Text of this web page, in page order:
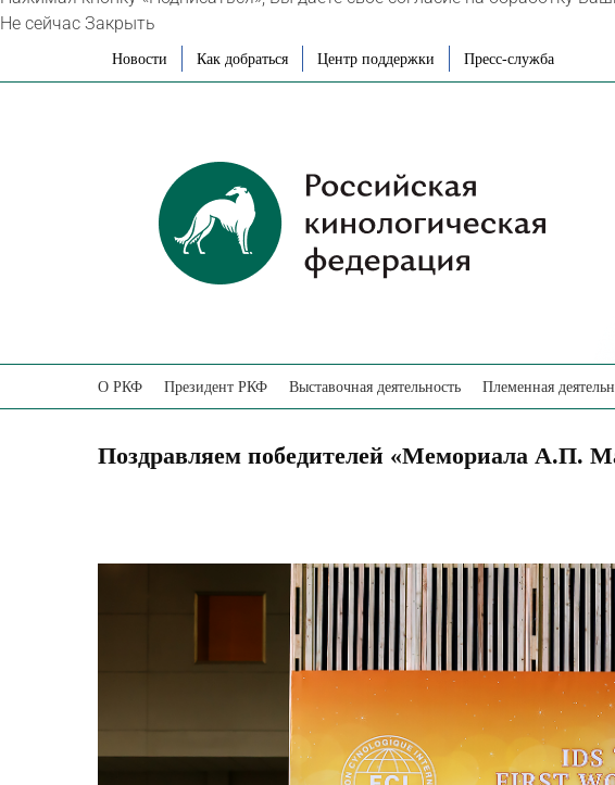
Не сейчас Закрыть
Новости Как добраться Центр поддержки Пресс-служба
О РКФ Президент РКФ Выставочная деятельность Племенная
Поздравляем победителей «Мемориала А.П.